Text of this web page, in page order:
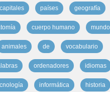
capitales países geografía
cuerpo humano mundo
animales de vocabulario
ordenadores idiomas
informática historia